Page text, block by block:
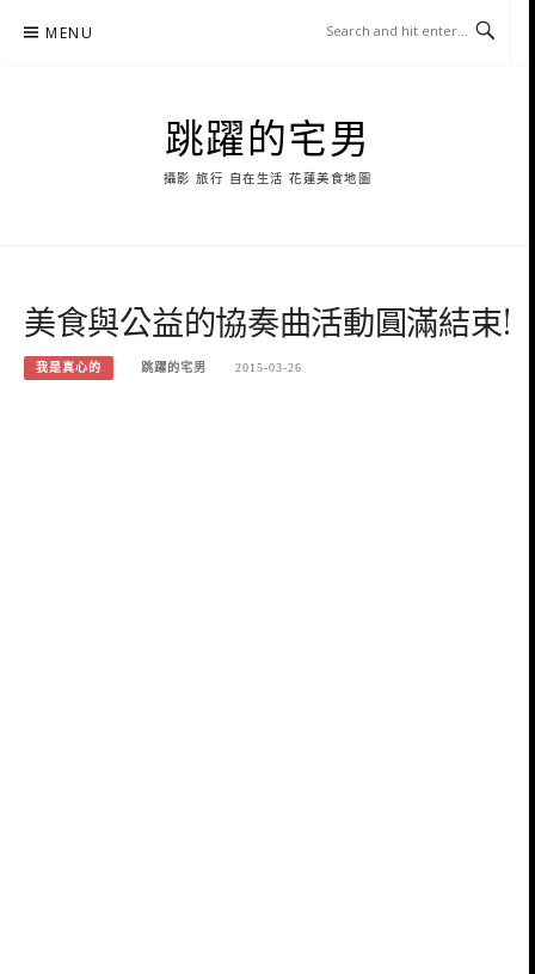
MENU
跳躍的宅男
攝影 旅行 自在生活 花蓮美食地圖
美食與公益的協奏曲活動圓滿結束!
我是真心的 跳躍的宅男 2015-03-26